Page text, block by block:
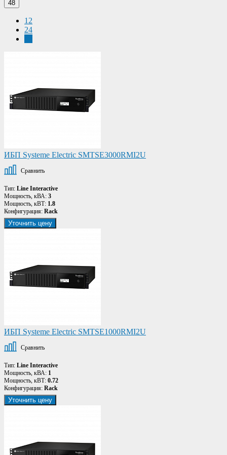
48
12
24
ИБП Systeme Electric SMTSE3000RMI2U
Сравнить
Тип: Line Interactive
Мощность, кВА: 3
Мощность, кВТ: 1.8
Конфигурация: Rack
Уточнить цену
ИБП Systeme Electric SMTSE1000RMI2U
Сравнить
Тип: Line Interactive
Мощность, кВА: 1
Мощность, кВТ: 0.72
Конфигурация: Rack
Уточнить цену